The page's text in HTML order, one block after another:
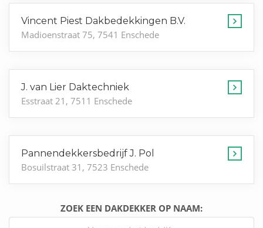
Vincent Piest Dakbedekkingen B.V.
Madioenstraat 75, 7541 Enschede
J. van Lier Daktechniek
Esstraat 21, 7511 Enschede
Pannendekkersbedrijf J. Pol
Bosuilstraat 31, 7523 Enschede
ZOEK EEN DAKDEKKER OP NAAM: